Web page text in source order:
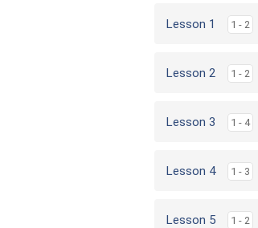
Lesson 1 1 - 2
Lesson 2 1 - 2
Lesson 3 1 - 4
Lesson 4 1 - 3
Lesson 5 1 - 2